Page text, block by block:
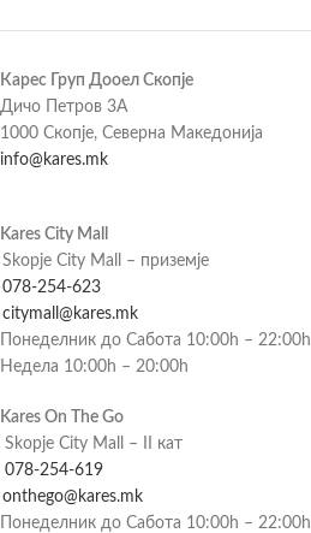
Карес Груп Дооел Скопје
Дичо Петров 3А
1000 Скопје, Северна Македонија
info@kares.mk
Kares City Mall
Skopje City Mall – приземје
078-254-623
citymall@kares.mk
Понеделник до Сабота 10:00h – 22:00h
Недела 10:00h – 20:00h
Kares On The Go
Skopje City Mall – II кат
078-254-619
onthego@kares.mk
Понеделник до Сабота 10:00h – 22:00h